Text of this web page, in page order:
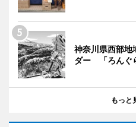
神奈川県西部地
ダー 「ろんぐ
もっと